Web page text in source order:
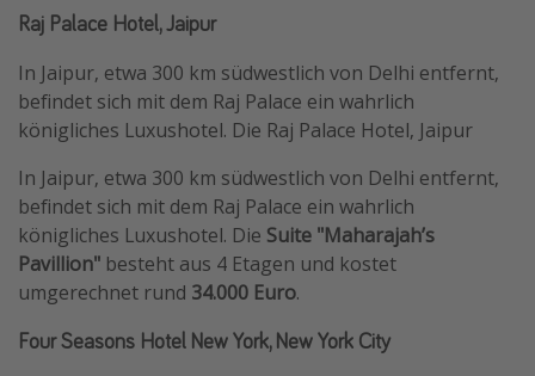
Raj Palace Hotel, Jaipur
In Jaipur, etwa 300 km südwestlich von Delhi entfernt,
befindet sich mit dem Raj Palace ein wahrlich
königliches Luxushotel. Die Raj Palace Hotel, Jaipur
In Jaipur, etwa 300 km südwestlich von Delhi entfernt,
befindet sich mit dem Raj Palace ein wahrlich
königliches Luxushotel. Die Suite "Maharajah’s
Pavillion" besteht aus 4 Etagen und kostet
umgerechnet rund 34.000 Euro.
Four Seasons Hotel New York, New York City